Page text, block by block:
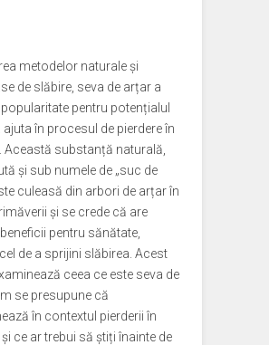
metodelor naturale și
de slăbire, seva de arțar a
pentru potențialul
ajuta în procesul de pierdere în
Această substanță naturală,
și sub numele de „suc de
culeasă din arbori de arțar în
și se crede că are
pentru sănătate,
de a sprijini slăbirea. Acest
ceea ce este seva de
se presupune că
în contextul pierderii în
ce ar trebui să știți înainte de